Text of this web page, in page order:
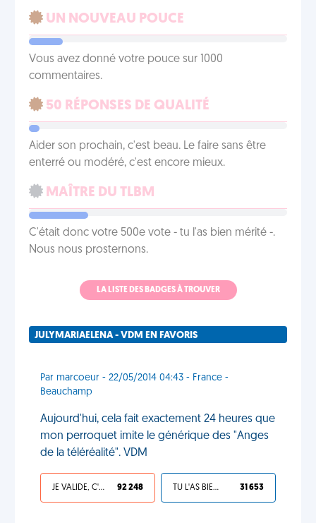
UN NOUVEAU POUCE
Vous avez donné votre pouce sur 1000
commentaires.
50 RÉPONSES DE QUALITÉ
Aider son prochain, c'est beau. Le faire sans être
enterré ou modéré, c'est encore mieux.
MAÎTRE DU TLBM
C'était donc votre 500e vote - tu l'as bien mérité -.
Nous nous prosternons.
LA LISTE DES BADGES À TROUVER
JULYMARIAELENA - VDM EN FAVORIS
Par marcoeur - 22/05/2014 04:43 - France -
Beauchamp
Aujourd'hui, cela fait exactement 24 heures que
mon perroquet imite le générique des "Anges
de la téléréalité". VDM
JE VALIDE, C'EST UNE VDM 92 248 TU L'AS BIEN MÉRITÉ 31 653